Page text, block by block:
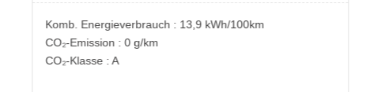
Komb. Energieverbrauch : 13,9 kWh/100km
CO₂-Emission : 0 g/km
CO₂-Klasse : A